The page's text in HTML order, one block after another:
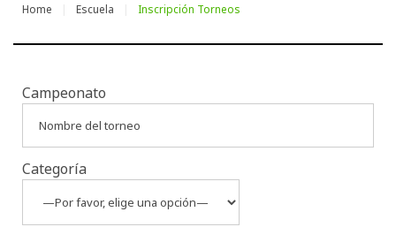
Home Escuela Inscripción Torneos
Inscripción
Torneos
Campeonato
Categoría